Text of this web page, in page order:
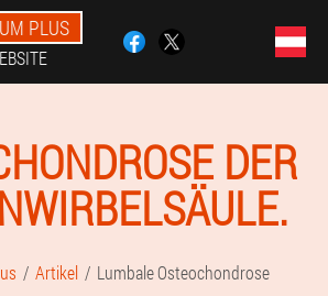
PLUS
DER
Artikel Lumbale Osteochondrose